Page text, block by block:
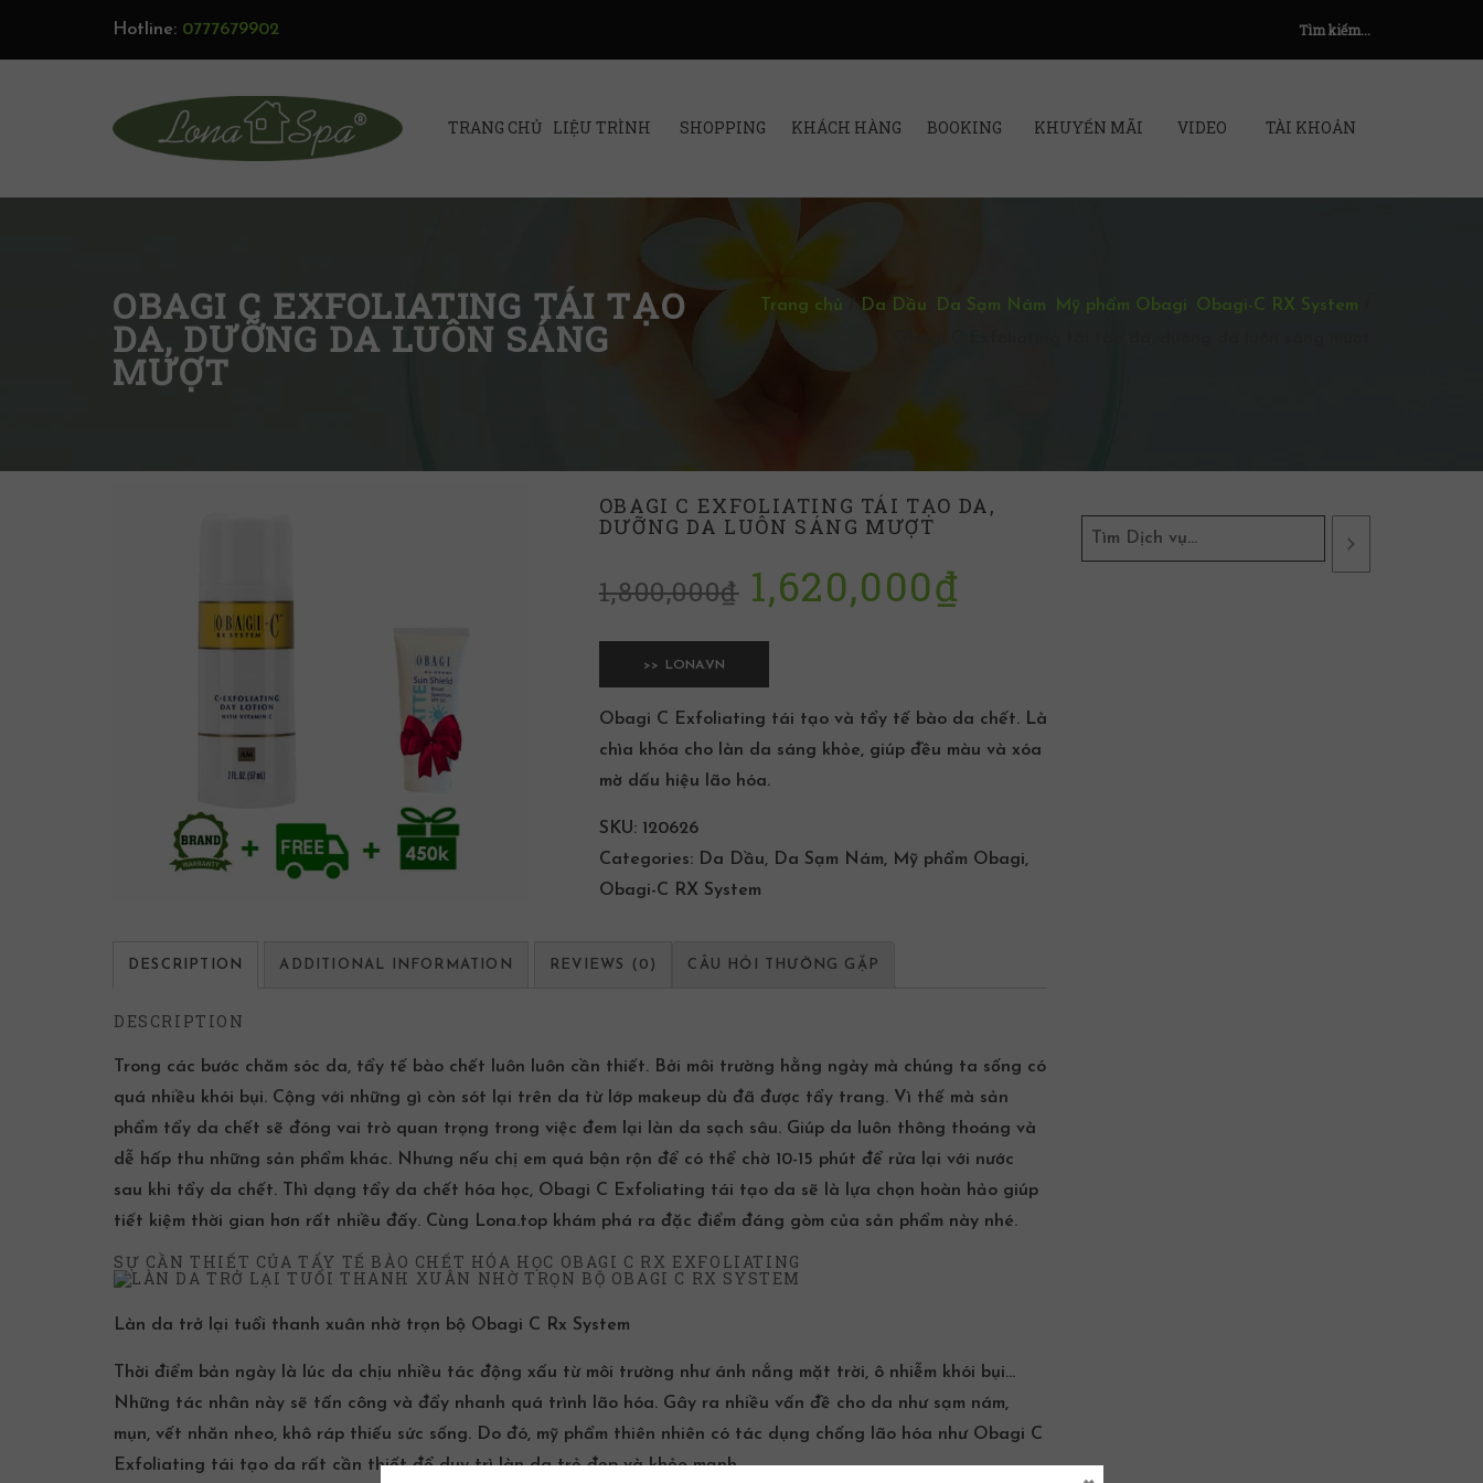
Hotline: 0777679902 Tìm kiếm...
TRANG CHỦ LIỆU TRÌNH SHOPPING KHÁCH HÀNG BOOKING KHUYẾN MÃI VIDEO TÀI KHOẢN
OBAGI C EXFOLIATING TÁI TẠO
DA, DƯỠNG DA LUÔN SÁNG
MƯỢT
Trang chủ / Da Dầu Da Sạm Nám Mỹ phẩm Obagi Obagi-C RX System
OBAGI C EXFOLIATING TÁI TẠO DA,
DƯỠNG DA LUÔN SÁNG MƯỢT
1,800,000₫ 1,620,000₫
>> LONA.VN
Obagi C Exfoliating tái tạo và tẩy tế bào da chết. Là
chìa khóa cho làn da sáng khỏe, giúp đều màu và xóa
mờ dấu hiệu lão hóa.
SKU: 120626
Categories: Da Dầu, Da Sạm Nám, Mỹ phẩm Obagi,
Obagi-C RX System
DESCRIPTION ADDITIONAL INFORMATION REVIEWS (0) CÂU HỎI THƯỜNG GẶP
DESCRIPTION
Trong các bước chăm sóc da, tẩy tế bào chết luôn luôn cần thiết. Bởi môi trường hằng ngày mà chúng ta sống có
quá nhiều khói bụi. Cộng với những gì còn sót lại trên da từ lớp makeup dù đã được tẩy trang. Vì thế mà sản
phẩm tẩy da chết sẽ đóng vai trò quan trọng trong việc đem lại làn da sạch sâu. Giúp da luôn thông thoáng và
dễ hấp thu những sản phẩm khác. Nhưng nếu chị em quá bận rộn để có thể chờ 10-15 phút để rửa lại với nước
sau khi tẩy da chết. Thì dạng tẩy da chết hóa học, Obagi C Exfoliating tái tạo da sẽ là lựa chọn hoàn hảo giúp
tiết kiệm thời gian hơn rất nhiều đấy. Cùng
Lona.top khám phá ra đặc điểm đáng gòm của sản phẩm này nhé.
SỰ CẦN THIẾT CỦA TẨY TẾ BÀO CHẾT HÓA HỌC OBAGI C RX EXFOLIATING
Làn da trở lại tuổi thanh xuân nhờ trọn bộ Obagi C Rx System
Thời điểm bản ngày là lúc da chịu nhiều tác động xấu từ môi trường như ánh nắng mặt trời, ô nhiễm khói bụi…
Những tác nhân này sẽ tấn công và đẩy nhanh quá trình lão hóa. Gây ra nhiều vấn đề cho da như sạm nám,
mụn, vết nhăn nheo, khô ráp thiếu sức sống. Do đó, mỹ phẩm thiên nhiên có tác dụng chống lão hóa như Obagi C
Exfoliating tái tạo da rất cần thiết để duy trì làn da trẻ đẹp và khỏe mạnh.